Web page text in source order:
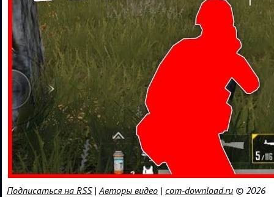
Подписаться на RSS|Авторы видео | com-download.ru © 2026